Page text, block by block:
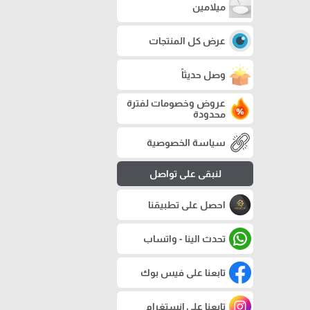
ميلامين
عرض كل المنتجات
وصل حديثاً
عروض وخصومات لفترة
محدودة
سياسة الخصوصية
لنبقى على تواصل
احصل على تطبيقنا
تحدث الينا - واتساب
تابعنا على فيس بوك
تابعنا على إنستغرام